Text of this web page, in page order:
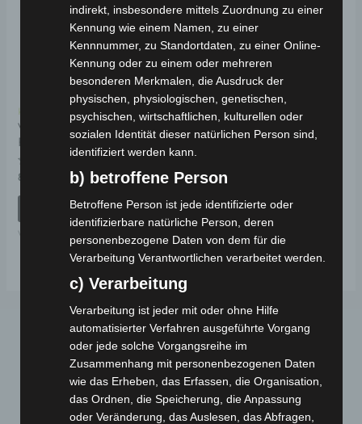
Kostenloser Versand
VS2 VORDERES
FEDERUNGSSATZ
Bewertet
0
89,00
IN DEN WARENKORB
VS2
indirekt, insbesondere mittels Zuordnung zu einer
Kennung wie einem Namen, zu einer
Kennnummer, zu Standortdaten, zu einer Online-
Kennung oder zu einem oder mehreren
besonderen Merkmalen, die Ausdruck der
physischen, physiologischen, genetischen,
psychischen, wirtschaftlichen, kulturellen oder
sozialen Identität dieser natürlichen Person sind,
identifiziert werden kann.
b) betroffene Person
Betroffene Person ist jede identifizierte oder
identifizierbare natürliche Person, deren
personenbezogene Daten von dem für die
Verarbeitung Verantwortlichen verarbeitet werden.
c) Verarbeitung
Verarbeitung ist jeder mit oder ohne Hilfe
automatisierter Verfahren ausgeführte Vorgang
oder jede solche Vorgangsreihe im
Zusammenhang mit personenbezogenen Daten
wie das Erheben, das Erfassen, die Organisation,
das Ordnen, die Speicherung, die Anpassung
oder Veränderung, das Auslesen, das Abfragen,